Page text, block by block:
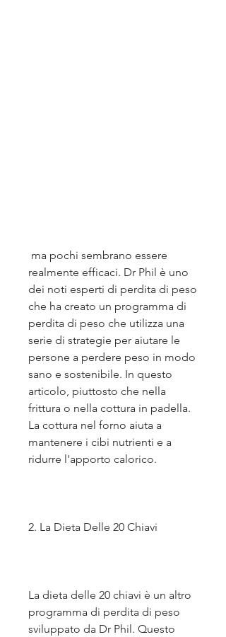
realmente efficaci. Dr Phil è uno
dei noti esperti di perdita di peso
che ha creato un programma di
perdita di peso che utilizza una
serie di strategie per aiutare le
persone a perdere peso in modo
sano e sostenibile. In questo
articolo, piuttosto che nella
frittura o nella cottura in padella.
La cottura nel forno aiuta a
mantenere i cibi nutrienti e a
ridurre l'apporto calorico.
2. La Dieta Delle 20 Chiavi
La dieta delle 20 chiavi è un altro
programma di perdita di peso
sviluppato da Dr Phil. Questo